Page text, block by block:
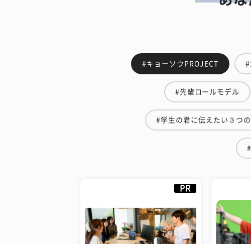
#キョーソウPROJECT #
#先輩ロールモデル
#学生の君に伝えたい３つの
PR